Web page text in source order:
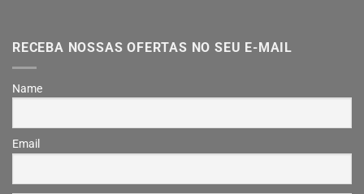
RECEBA NOSSAS OFERTAS NO SEU E-MAIL
Name
Email